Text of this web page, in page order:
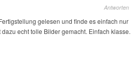
gelesen und finde es einfach nur
echt tolle Bilder gemacht. Einfach klasse.
Antworten